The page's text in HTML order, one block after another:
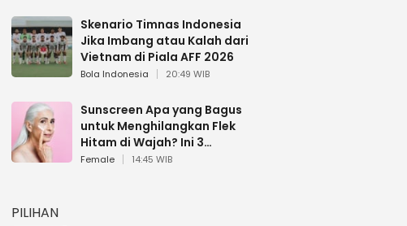
Skenario Timnas Indonesia
Jika Imbang atau Kalah dari
Vietnam di Piala AFF 2026
Bola Indonesia 20:49 WIB
Sunscreen Apa yang Bagus
untuk Menghilangkan Flek
Hitam di Wajah? Ini 3
Rekomendasi sesuai Review
Female 14:45 WIB
PILIHAN